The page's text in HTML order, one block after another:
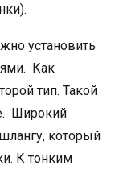
установить
Как
тип. Такой
Широкий
который
К тонким